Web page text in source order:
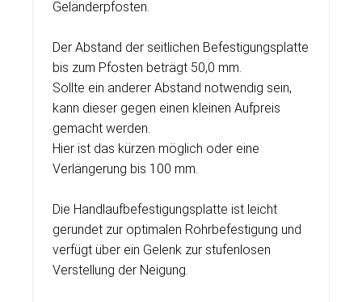
Geländerpfosten.
Der Abstand der seitlichen Befestigungsplatte
bis zum Pfosten beträgt 50,0 mm.
Sollte ein anderer Abstand notwendig sein,
kann dieser gegen einen kleinen Aufpreis
gemacht werden.
Hier ist das kürzen möglich oder eine
Verlängerung bis 100 mm.
Die Handlaufbefestigungsplatte ist leicht
gerundet zur optimalen Rohrbefestigung und
verfügt über ein Gelenk zur stufenlosen
Verstellung der Neigung.